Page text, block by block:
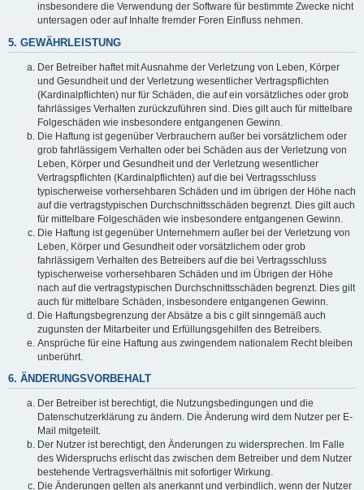
insbesondere die Verwendung der Software für bestimmte Zwecke nicht
untersagen oder auf Inhalte fremder Foren Einfluss nehmen.
5. GEWÄHRLEISTUNG
Der Betreiber haftet mit Ausnahme der Verletzung von Leben, Körper
und Gesundheit und der Verletzung wesentlicher Vertragspflichten
(Kardinalpflichten) nur für Schäden, die auf ein vorsätzliches oder grob
fahrlässiges Verhalten zurückzuführen sind. Dies gilt auch für mittelbare
Folgeschäden wie insbesondere entgangenen Gewinn.
Die Haftung ist gegenüber Verbrauchern außer bei vorsätzlichem oder
grob fahrlässigem Verhalten oder bei Schäden aus der Verletzung von
Leben, Körper und Gesundheit und der Verletzung wesentlicher
Vertragspflichten (Kardinalpflichten) auf die bei Vertragsschluss
typischerweise vorhersehbaren Schäden und im übrigen der Höhe nach
auf die vertragstypischen Durchschnittsschäden begrenzt. Dies gilt auch
für mittelbare Folgeschäden wie insbesondere entgangenen Gewinn.
Die Haftung ist gegenüber Unternehmern außer bei der Verletzung von
Leben, Körper und Gesundheit oder vorsätzlichem oder grob
fahrlässigem Verhalten des Betreibers auf die bei Vertragsschluss
typischerweise vorhersehbaren Schäden und im Übrigen der Höhe
nach auf die vertragstypischen Durchschnittsschäden begrenzt. Dies gilt
auch für mittelbare Schäden, insbesondere entgangenen Gewinn.
Die Haftungsbegrenzung der Absätze a bis c gilt sinngemäß auch
zugunsten der Mitarbeiter und Erfüllungsgehilfen des Betreibers.
Ansprüche für eine Haftung aus zwingendem nationalem Recht bleiben
unberührt.
6. ÄNDERUNGSVORBEHALT
Der Betreiber ist berechtigt, die Nutzungsbedingungen und die
Datenschutzerklärung zu ändern. Die Änderung wird dem Nutzer per E-
Mail mitgeteilt.
Der Nutzer ist berechtigt, den Änderungen zu widersprechen. Im Falle
des Widerspruchs erlischt das zwischen dem Betreiber und dem Nutzer
bestehende Vertragsverhältnis mit sofortiger Wirkung.
Die Änderungen gelten als anerkannt und verbindlich, wenn der Nutzer